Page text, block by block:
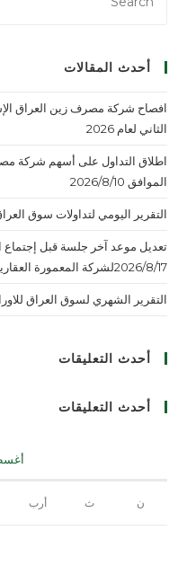
أحدث المقالات
افصاح شركة مصرف زين العراق
الثاني لعام 2026
اطلاق التداول على أسهم شركة
الموافق 2026/8/10
التقرير اليومي لتداولات سوق العراق
تعديل موعد آخر جلسة قبل إجتماع
2026/8/17لشركة المعمورة العقارية
التقرير الشهري لسوق العراق
أحدث التعليقات
أحدث التعليقات
ن ث أرب